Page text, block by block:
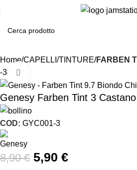
Home CAPELLI TINTURE FARBEN
-34%
Genesy Farben Tint 3
COD: GYC001-3
8,90€ 5,90 €